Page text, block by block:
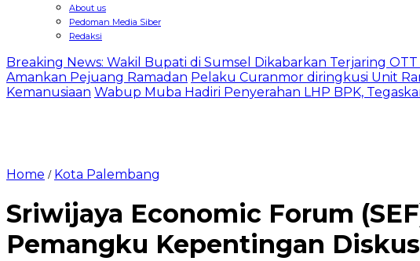
About us
Pedoman Media Siber
Redaksi
Breaking News: Wakil Bupati di Sumsel Dikabarkan Terjaring OTT
Amankan Pejuang Ramadan Pelaku Curanmor diringkusi Unit
Kemanusiaan Wabup Muba Hadiri Penyerahan LHP BPK,
Home / Kota Palembang
Sriwijaya Economic Forum
Pemangku Kepentingan